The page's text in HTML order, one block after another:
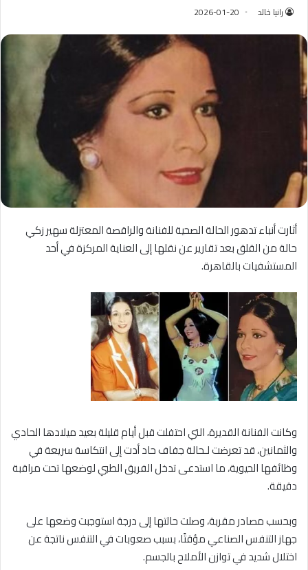
رانيا خالد 2026-01-20
أثارت أنباء تدهور الحالة الصحية للفنانة والراقصة المعتزلة سهير زكي
حالة من القلق بعد تقارير عن نقلها إلى العناية المركزة في أحد
المستشفيات بالقاهرة.
وكانت الفنانة القديرة، التي احتفلت قبل أيام قليلة بعيد ميلادها الحادي
والثمانين، قد تعرضت لـحالة جفاف حاد أدت إلى انتكاسة سريعة في
وظائفها الحيوية، ما استدعى تدخل الفريق الطبي لوضعها تحت مراقبة
دقيقة.
وبحسب مصادر مقربة، وصلت حالتها إلى درجة استوجبت وضعها على
جهاز التنفس الصناعي مؤقتًا، بسبب صعوبات في التنفس ناتجة عن
اختلال شديد في توازن الأملاح بالجسم.